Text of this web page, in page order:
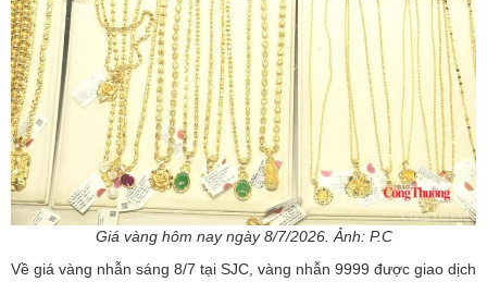
Giá vàng hôm nay ngày 8/7/2026. Ảnh: P.C
Về giá vàng nhẫn sáng 8/7 tại SJC, vàng nhẫn 9999 được giao dịch